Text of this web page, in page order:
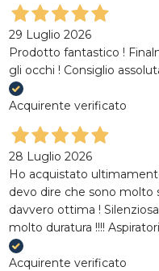
29 Luglio 2026
Prodotto fantastico !
gli occhi ! Consiglio
Acquirente verificato
28 Luglio 2026
Ho acquistato
devo dire che sono molto
davvero ottima !
molto duratura !!!!
Acquirente verificato
Riceverai
Nome
Rimani
Nome
Email